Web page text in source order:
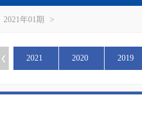
2021年01期 >
2021 2020 2019